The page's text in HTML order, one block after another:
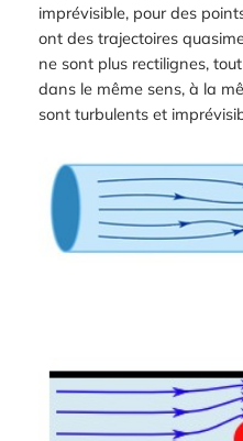
imprévisible, pour des
ont des trajectoires
ne sont plus rectilignes,
dans le même sens, à la
sont turbulents et